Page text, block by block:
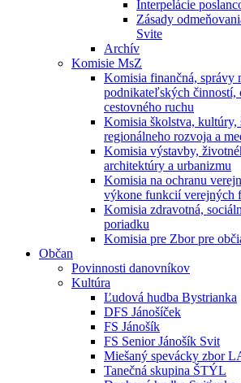
Interpelácie
Zásady
Svite
Archív
Komisie MsZ
Komisia finančná, správy
podnikateľských činností,
cestovného ruchu
Komisia školstva, kultúry,
regionálneho rozvoja a
Komisia výstavby,
architektúry a urbanizmu
Komisia na ochranu
výkone funkcií verejných
Komisia zdravotná,
poriadku
Komisia pre Zbor pre
Občan
Povinnosti danovníkov
Kultúra
Ľudová hudba Bystrianka
DFS Jánošíček
FS Jánošík
FS Senior Jánošík Svit
Miešaný spevácky zbor
Tanečná skupina ŠTÝL